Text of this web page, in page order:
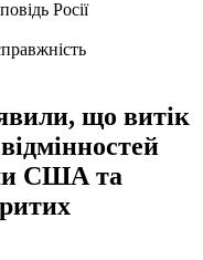
що витік
США та